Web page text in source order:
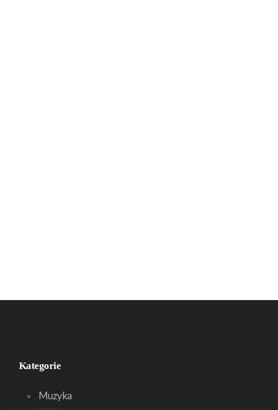
Kategorie
Muzyka